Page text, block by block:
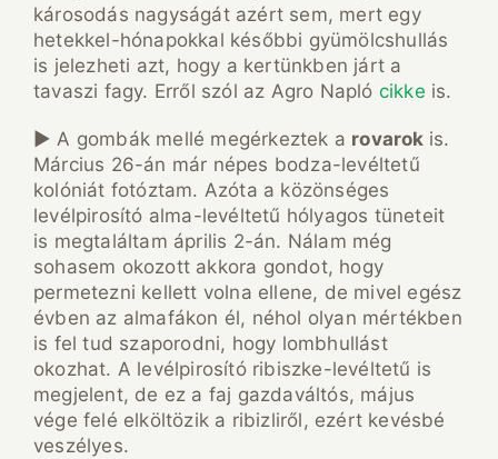
károsodás nagyságát azért sem, mert egy
hetekkel-hónapokkal későbbi gyümölcshullás
is jelezheti azt, hogy a kertünkben járt a
tavaszi fagy. Erről szól az Agro Napló cikke is.
► A gombák mellé megérkeztek a rovarok is.
Március 26-án már népes bodza-levéltetű
kolóniát fotóztam. Azóta a közönséges
levélpirosító alma-levéltetű hólyagos tüneteit
is megtaláltam április 2-án. Nálam még
sohasem okozott akkora gondot, hogy
permetezni kellett volna ellene, de mivel egész
évben az almafákon él, néhol olyan mértékben
is fel tud szaporodni, hogy lombhullást
okozhat. A levélpirosító ribiszke-levéltetű is
megjelent, de ez a faj gazdaváltós, május
vége felé elköltözik a ribizliről, ezért kevésbé
veszélyes.